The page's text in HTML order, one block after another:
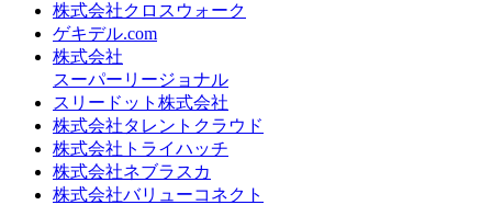
株式会社クロスウォーク
ゲキデル.com
株式会社
スーパーリージョナル
スリードット株式会社
株式会社タレントクラウド
株式会社トライハッチ
株式会社ネブラスカ
株式会社バリューコネクト